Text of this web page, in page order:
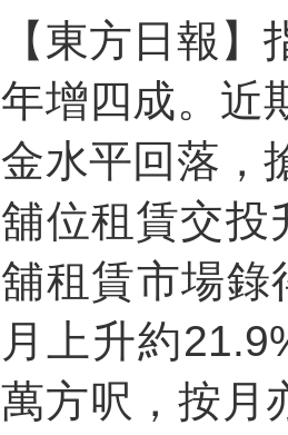
【東方日報
年增四成。近
金水平回落，
舖位租賃交投
舖租賃市場錄
月上升約
萬方呎，按月